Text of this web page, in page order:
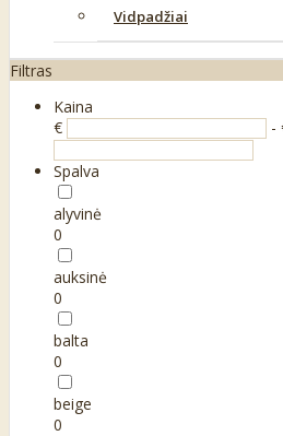
Vidpadžiai
Filtras
Kaina
€
-
Spalva
alyvinė
0
auksinė
0
balta
0
beige
0